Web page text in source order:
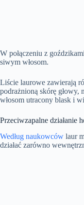
W połączeniu z
siwym włosom.
Liście laurowe zawierają
podrażnioną skórę głowy,
włosom utracony blask i
Przeciwzapalne działanie
Według naukowców laur
działać zarówno